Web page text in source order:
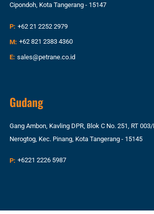
Cipondoh, Kota Tangerang - 15147
P: +62 21 2252 2979
M: +62 821 2383 4360
E: sales@petrane.co.id
Gudang
Gang Ambon, Kavling DPR, Blok C No. 251, RT
Nerogtog, Kec. Pinang, Kota Tangerang - 15145
P: +6221 2226 5987